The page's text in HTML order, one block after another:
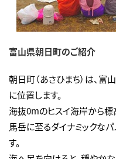
富山県朝日町のご紹介
朝日町（あさひまち）は、
に位置します。
海抜0mのヒスイ海岸から
馬岳に至るダイナミックな
す。